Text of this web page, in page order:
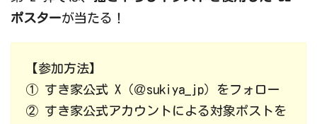
ポスターが当たる！
【参加方法】
① すき家公式 X（＠sukiya_jp）をフォロー
② すき家公式アカウントによる対象ポストを